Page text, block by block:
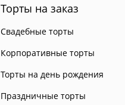
Торты на заказ
Свадебные торты
Корпоративные торты
Торты на день рождения
Праздничные торты